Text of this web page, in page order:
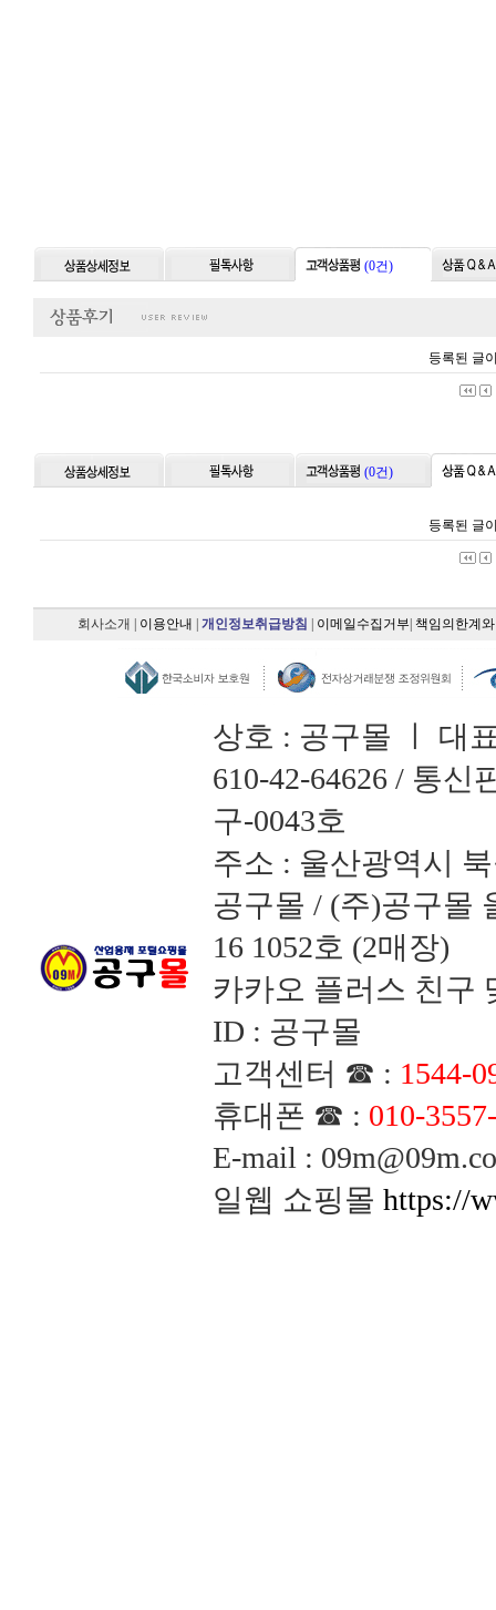
(0건)
등록된 글
(0건)
등록된 글
회사소개 이용안내 개인정보취급방침 이메일수집거부 책임의한계
상호 : 공구몰 ㅣ 대
610-42-64626 / 통신
구-0043호
주소 : 울산광역시
공구몰 / (주)공구몰
16 1052호 (2매장)
카카오 플러스 친구
ID : 공구몰
고객센터 ☎ : 1544-
휴대폰 ☎ : 010-
E-mail :
일웹 쇼핑몰 https://